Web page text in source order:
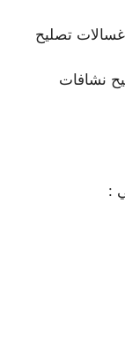
تصليح
نشافات
: